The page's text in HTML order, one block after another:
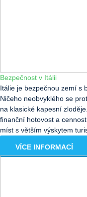
Bezpečnost v Itálii
Itálie je bezpečnou zemí s
Ničeho neobvyklého se
na klasické kapesní
finanční hotovost a
míst s větším výskytem
VÍCE INFORMACÍ